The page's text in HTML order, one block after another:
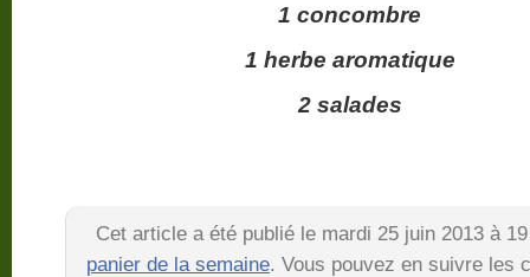
1 concombre
1 herbe aromatique
2 salades
Cet article a été publié le mardi 25 juin 2013 à
panier de la semaine. Vous pouvez en suivre les